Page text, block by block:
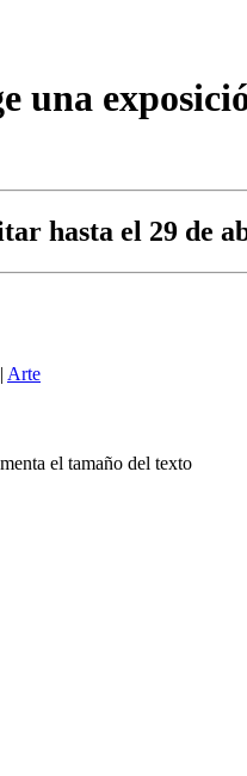
una
hasta el 29 de
| Arte